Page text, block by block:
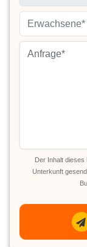
Erwachsene*
Der Inhalt
Unterkunft